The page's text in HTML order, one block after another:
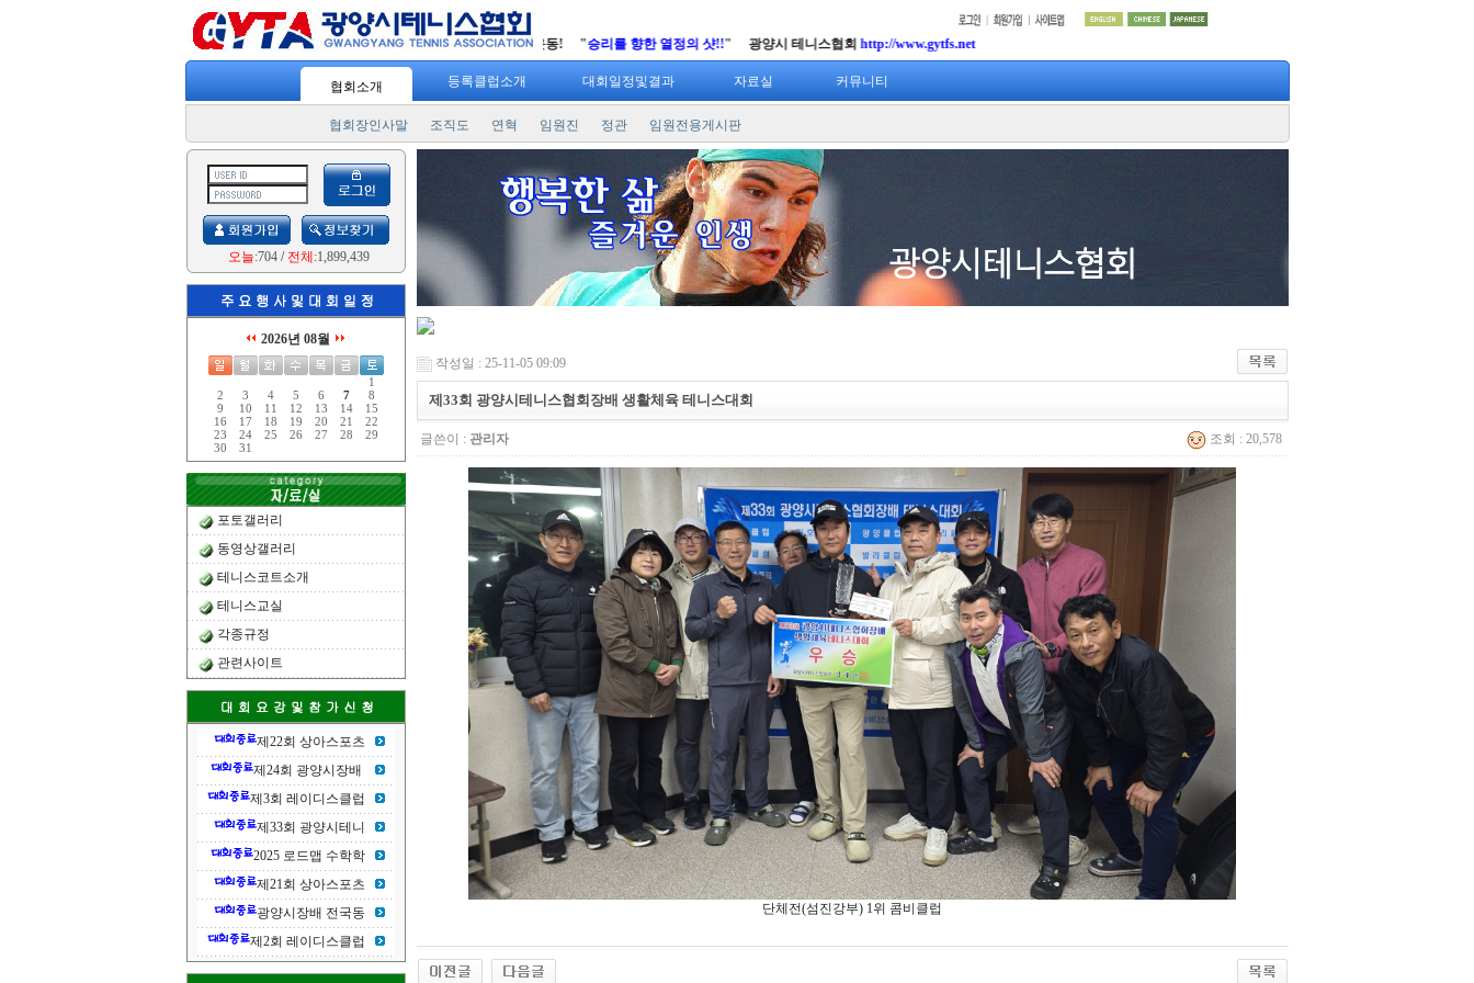
" 스포츠 7330" 일주일에 3번! 하루 30분 운동! "승리를 향한 열정의 샷!!" 광양시 테니스협회http://www.gytfs.net
협회소개 등록클럽소개 대회일정및결과 자료실 커뮤니티
협회장인사말 조직도 연혁 임원진 정관 임원전용게시판
오늘:704/ 전체 :1,899,439
2026년 08월
1
2
3 4 5 6 7
8
9
10 11 12 13 14
15
16
17 18 19 20 21
22
23
24 25 26 27 28
29
30
31
포토갤러리
동영상갤러리
테니스코트소개
테니스교실
각종규정
관련사이트
제22회 상아스포츠
제24회 광양시장배
제3회 레이디스클럽
제33회 광양시테니
2025 로드맵 수학학
제21회 상아스포츠
광양시장배 전국동
제2회 레이디스클럽
작성일 : 25-11-05 09:09
제33회 광양시테니스협회장배 생활체육 테니스대회
글쓴이 : 관리자 조회 : 20,578
단체전(섬진강부) 1위 콤비클럽